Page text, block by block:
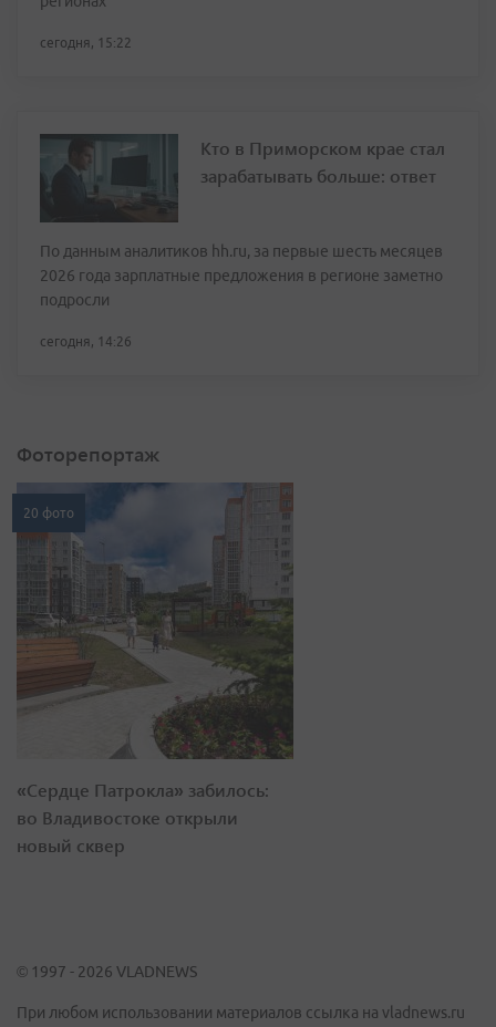
сегодня, 15:22
Кто в Приморском крае стал
зарабатывать больше: ответ
По данным аналитиков hh.ru, за первые шесть месяцев
2026 года зарплатные предложения в регионе заметно
подросли
сегодня, 14:26
Фоторепортаж
20 фото
«Сердце Патрокла» забилось:
во Владивостоке открыли
новый сквер
© 1997 - 2026 VLADNEWS
При любом использовании материалов ссылка на vladnews.ru